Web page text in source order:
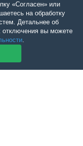
«Согласен» или
на обработку
Детальнее об
отключения вы можете
.